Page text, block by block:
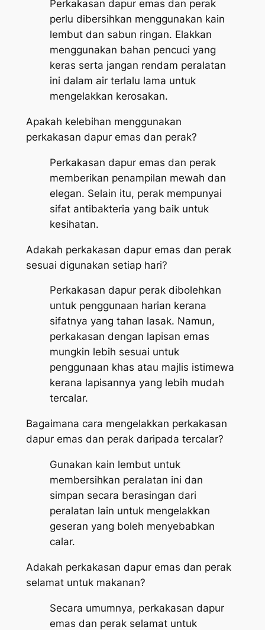
Perkakasan dapur emas dan perak
perlu dibersihkan menggunakan kain
lembut dan sabun ringan. Elakkan
menggunakan bahan pencuci yang
keras serta jangan rendam peralatan
ini dalam air terlalu lama untuk
mengelakkan kerosakan.
Apakah kelebihan menggunakan
perkakasan dapur emas dan perak?
Perkakasan dapur emas dan perak
memberikan penampilan mewah dan
elegan. Selain itu, perak mempunyai
sifat antibakteria yang baik untuk
kesihatan.
Adakah perkakasan dapur emas dan perak
sesuai digunakan setiap hari?
Perkakasan dapur perak dibolehkan
untuk penggunaan harian kerana
sifatnya yang tahan lasak. Namun,
perkakasan dengan lapisan emas
mungkin lebih sesuai untuk
penggunaan khas atau majlis istimewa
kerana lapisannya yang lebih mudah
tercalar.
Bagaimana cara mengelakkan perkakasan
dapur emas dan perak daripada tercalar?
Gunakan kain lembut untuk
membersihkan peralatan ini dan
simpan secara berasingan dari
peralatan lain untuk mengelakkan
geseran yang boleh menyebabkan
calar.
Adakah perkakasan dapur emas dan perak
selamat untuk makanan?
Secara umumnya, perkakasan dapur
emas dan perak selamat untuk